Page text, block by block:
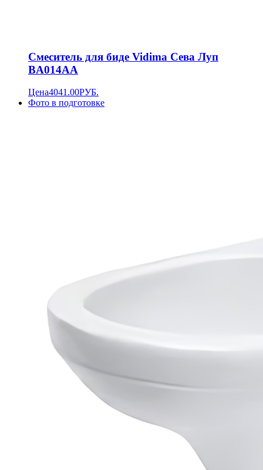
Смеситель для биде Vidima Сева Луп
BA014AA
Цена4041.00РУБ.
Фото в подготовке